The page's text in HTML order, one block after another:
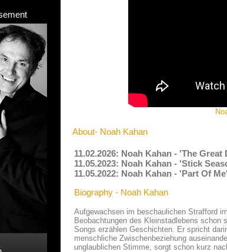
About- Noah Kahan
11.02.2026: Noah Kahan - 'The
11.05.2023: Noah Kahan - 'Stick
11.05.2022: Noah Kahan - 'Part Of
Biography - Noah Kahan
Aufgewachsen im beschaulichen Strafford
Beobachtungen des Kleinstadlebens
Songs erzählen Geschichten. Er spricht
menschliche Zwischenbeziehung
unglaublichen Stimme, sorgt schon kurz